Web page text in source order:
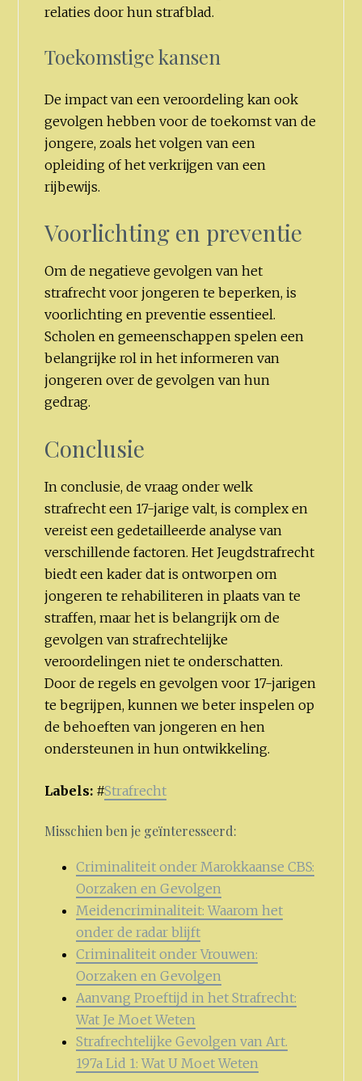
relaties door hun strafblad.
Toekomstige kansen
De impact van een veroordeling kan ook
gevolgen hebben voor de toekomst van de
jongere, zoals het volgen van een
opleiding of het verkrijgen van een
rijbewijs.
Voorlichting en preventie
Om de negatieve gevolgen van het
strafrecht voor jongeren te beperken, is
voorlichting en preventie essentieel.
Scholen en gemeenschappen spelen een
belangrijke rol in het informeren van
jongeren over de gevolgen van hun
gedrag.
Conclusie
In conclusie, de vraag onder welk
strafrecht een 17-jarige valt, is complex en
vereist een gedetailleerde analyse van
verschillende factoren. Het Jeugdstrafrecht
biedt een kader dat is ontworpen om
jongeren te rehabiliteren in plaats van te
straffen, maar het is belangrijk om de
gevolgen van strafrechtelijke
veroordelingen niet te onderschatten.
Door de regels en gevolgen voor 17-jarigen
te begrijpen, kunnen we beter inspelen op
de behoeften van jongeren en hen
ondersteunen in hun ontwikkeling.
Labels: #Strafrecht
Misschien ben je geïnteresseerd:
Criminaliteit onder Marokkaanse CBS:
Oorzaken en Gevolgen
Meidencriminaliteit: Waarom het
onder de radar blijft
Criminaliteit onder Vrouwen:
Oorzaken en Gevolgen
Aanvang Proeftijd in het Strafrecht:
Wat Je Moet Weten
Strafrechtelijke Gevolgen van Art.
197a Lid 1: Wat U Moet Weten